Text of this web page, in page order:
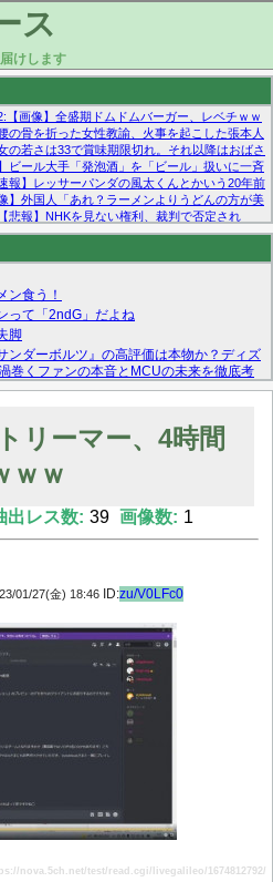
ス
けします
【画像】全盛期ドムドムバーガー、レベチｗｗ
の骨を折った女性教諭、火事を起こした張本人
の若さは33で賞味期限切れ。それ以降はおばさ
ビール大手「発泡酒」を「ビール」扱いに一斉
報】レッサーパンダの風太くんとかいう20年前
】外国人「あれ？ラーメンよりうどんの方が美
悲報】NHKを見ない権利、裁判で否定され
違いでした」(1) 10:【悲報】日本企業の人手不
ん…」(1)
ン食う！
って「2ndG」だよね
脚
ンダーボルツ』の高評価は本物か？ディズ
巻くファンの本音とMCUの未来を徹底考
ったエロ画像貼ってくよ
リーマー、4時間
ｗｗ
出レス数: 39 画像数: 1
01/27(金) 18:46 ID:zu/V0LFc0
nova.5ch.net/test/read.cgi/livegalileo/1674812792/